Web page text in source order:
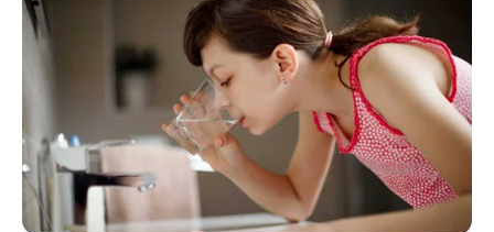
TEMAS DESTACADOS
CATATUMBO
PUENTE INTERNACIONAL SIMÓN BOLÍVAR
NOTICIAS NORTE DE SANTANDER
ÁREA METROPOLITANA DE CÚCUTA
OCAÑA
NARCOTRÁFICO
ELN